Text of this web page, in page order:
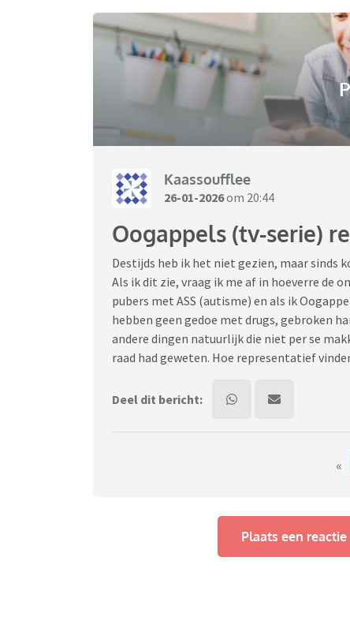
Kaassoufflee
26-01-2026om 20:44
Oogappels (tv-serie)
Destijds heb ik het niet gezien, maar sinds
Als ik dit zie, vraag ik me af in hoeverre de
pubers met ASS (autisme) en als ik
hebben geen gedoe met drugs, gebroken
andere dingen natuurlijk die niet per se
raad had geweten. Hoe representatief
Deel dit bericht:
«
Plaats een reactie